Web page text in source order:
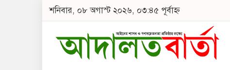
শনিবার, ০৮ অগাস্ট ২০২৬, ০৩:৪৫ পূর্বাহ্ন